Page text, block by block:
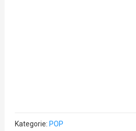
Kategorie: POP